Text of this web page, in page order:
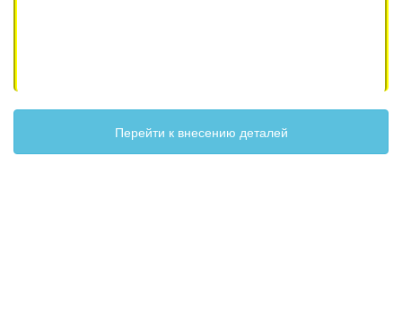
Перейти к внесению деталей